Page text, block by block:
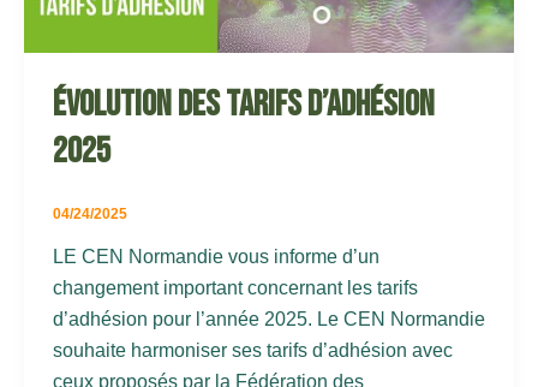
Évolution des tarifs d’adhésion
2025
04/24/2025
LE CEN Normandie vous informe d’un
changement important concernant les tarifs
d’adhésion pour l’année 2025. Le CEN Normandie
souhaite harmoniser ses tarifs d’adhésion avec
ceux proposés par la Fédération des